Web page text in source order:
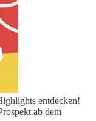
entdecken!
ab dem